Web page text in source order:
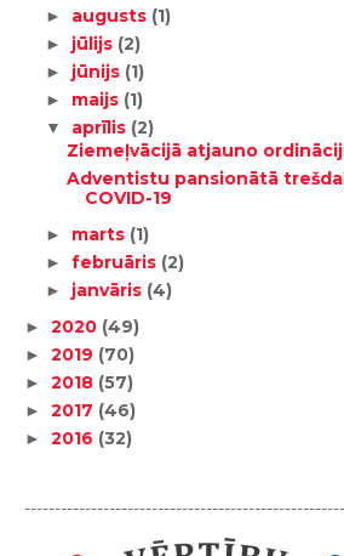
► augusts (1)
► jūlijs (2)
► jūnijs (1)
► maijs (1)
▼ aprīlis (2)
Ziemeļvācijā atjauno
Adventistu pansionātā
COVID-19
► marts (1)
► februāris (2)
► janvāris (4)
► 2020 (49)
► 2019 (70)
► 2018 (57)
► 2017 (46)
► 2016 (32)